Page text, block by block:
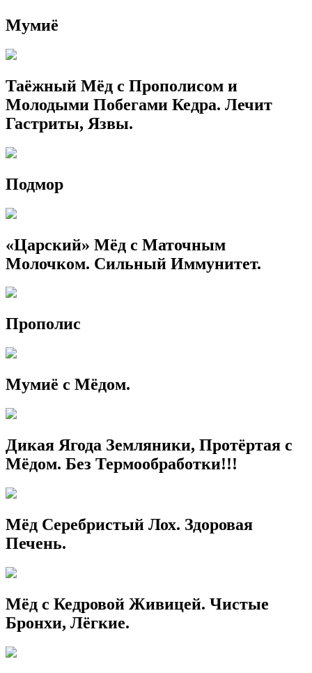
Мумиё
Таёжный Мёд с Прополисом и
Молодыми Побегами Кедра. Лечит
Гастриты, Язвы.
Подмор
«Царский» Мёд с Маточным
Молочком. Сильный Иммунитет.
Прополис
Мумиё с Мёдом.
Дикая Ягода Земляники, Протёртая с
Мёдом. Без Термообработки!!!
Мёд Серебристый Лох. Здоровая
Печень.
Мёд с Кедровой Живицей. Чистые
Бронхи, Лёгкие.